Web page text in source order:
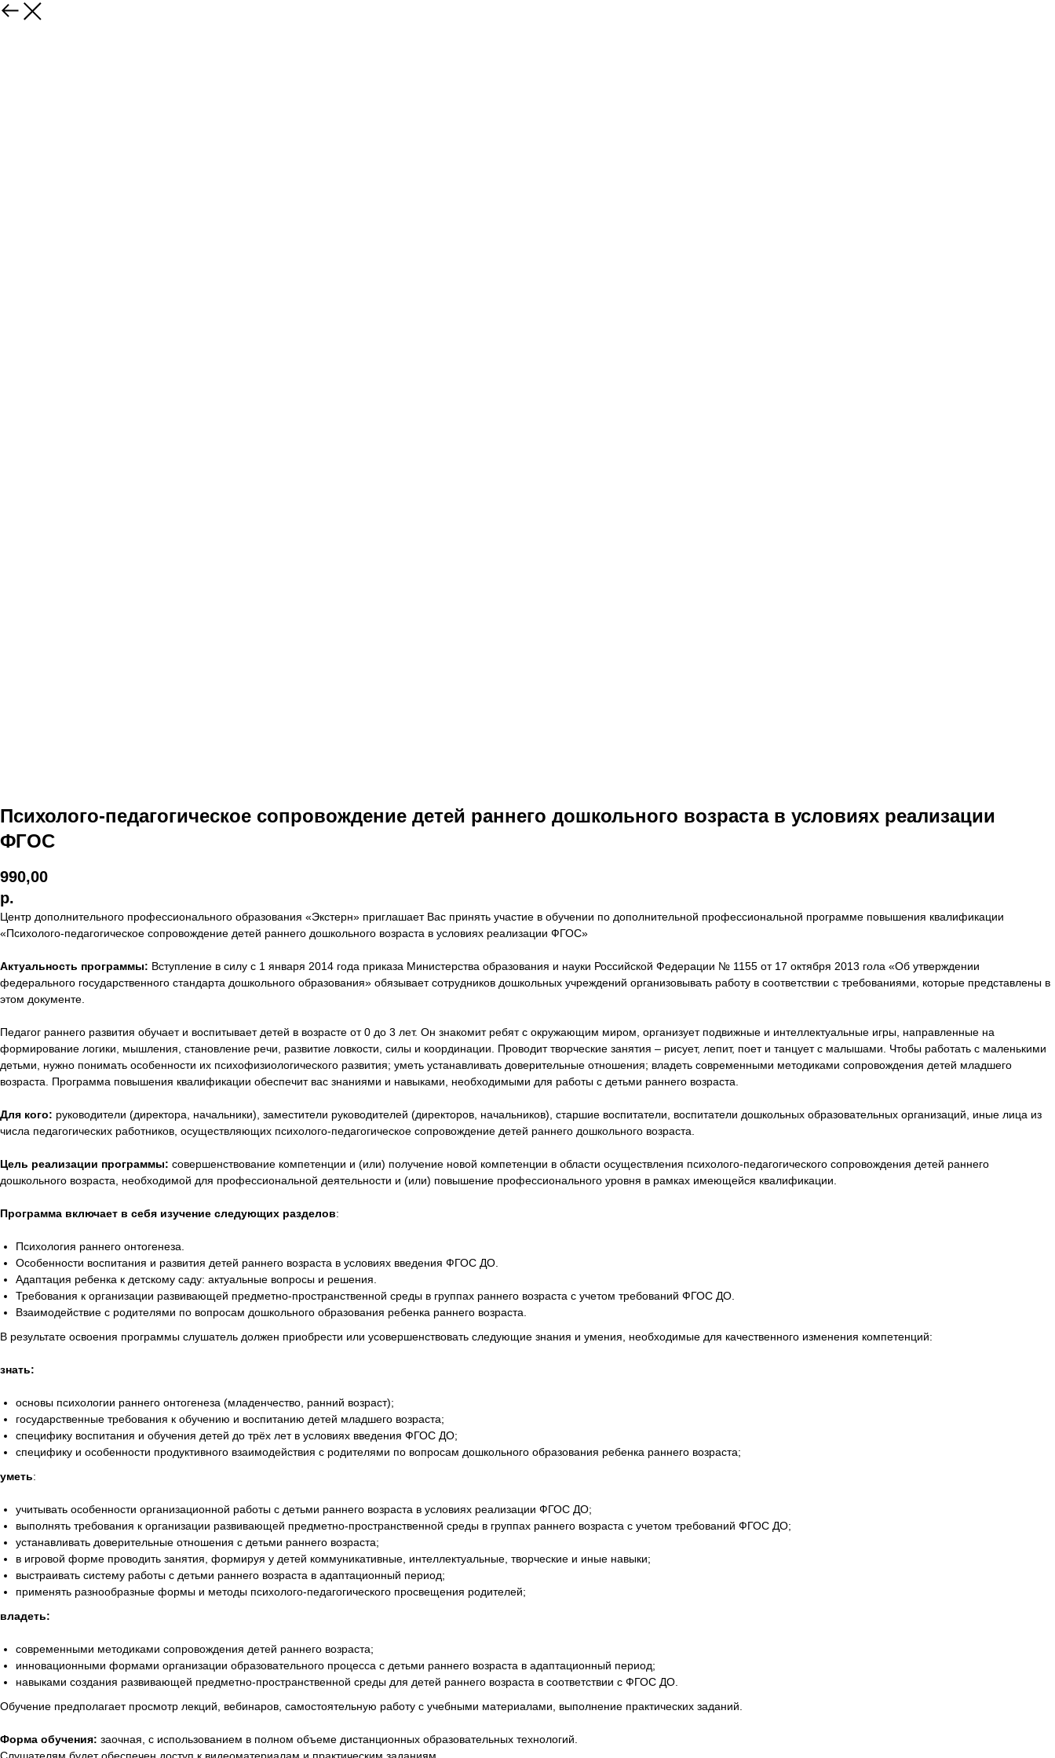
Психолого-педагогическое сопровождение детей раннего дошкольного возраста в условиях реализации
ФГОС
990,00
р.
Центр дополнительного профессионального образования «Экстерн» приглашает Вас принять участие в обучении по дополнительной профессиональной программе повышения квалификации
«Психолого-педагогическое сопровождение детей раннего дошкольного возраста в условиях реализации ФГОС»
Актуальность программы: Вступление в силу с 1 января 2014 года приказа Министерства образования и науки Российской Федерации № 1155 от 17 октября 2013 гола «Об утверждении
федерального государственного стандарта дошкольного образования» обязывает сотрудников дошкольных учреждений организовывать работу в соответствии с требованиями, которые представлены в
этом документе.
Педагог раннего развития обучает и воспитывает детей в возрасте от 0 до 3 лет. Он знакомит ребят с окружающим миром, организует подвижные и интеллектуальные игры, направленные на
формирование логики, мышления, становление речи, развитие ловкости, силы и координации. Проводит творческие занятия – рисует, лепит, поет и танцует с малышами. Чтобы работать с маленькими
детьми, нужно понимать особенности их психофизиологического развития; уметь устанавливать доверительные отношения; владеть современными методиками сопровождения детей младшего
возраста. Программа повышения квалификации обеспечит вас знаниями и навыками, необходимыми для работы с детьми раннего возраста.
Для кого: руководители (директора, начальники), заместители руководителей (директоров, начальников), старшие воспитатели, воспитатели дошкольных образовательных организаций, иные лица из
числа педагогических работников, осуществляющих психолого-педагогическое сопровождение детей раннего дошкольного возраста.
Цель реализации программы: совершенствование компетенции и (или) получение новой компетенции в области осуществления психолого-педагогического сопровождения детей раннего
дошкольного возраста, необходимой для профессиональной деятельности и (или) повышение профессионального уровня в рамках имеющейся квалификации.
Программа включает в себя изучение следующих разделов:
Психология раннего онтогенеза.
Особенности воспитания и развития детей раннего возраста в условиях введения ФГОС ДО.
Адаптация ребенка к детскому саду: актуальные вопросы и решения.
Требования к организации развивающей предметно-пространственной среды в группах раннего возраста с учетом требований ФГОС ДО.
Взаимодействие с родителями по вопросам дошкольного образования ребенка раннего возраста.
В результате освоения программы слушатель должен приобрести или усовершенствовать следующие знания и умения, необходимые для качественного изменения компетенций:
знать:
основы психологии раннего онтогенеза (младенчество, ранний возраст);
государственные требования к обучению и воспитанию детей младшего возраста;
специфику воспитания и обучения детей до трёх лет в условиях введения ФГОС ДО;
специфику и особенности продуктивного взаимодействия с родителями по вопросам дошкольного образования ребенка раннего возраста;
уметь:
учитывать особенности организационной работы с детьми раннего возраста в условиях реализации ФГОС ДО;
выполнять требования к организации развивающей предметно-пространственной среды в группах раннего возраста с учетом требований ФГОС ДО;
устанавливать доверительные отношения с детьми раннего возраста;
в игровой форме проводить занятия, формируя у детей коммуникативные, интеллектуальные, творческие и иные навыки;
выстраивать систему работы с детьми раннего возраста в адаптационный период;
применять разнообразные формы и методы психолого-педагогического просвещения родителей;
владеть:
современными методиками сопровождения детей раннего возраста;
инновационными формами организации образовательного процесса с детьми раннего возраста в адаптационный период;
навыками создания развивающей предметно-пространственной среды для детей раннего возраста в соответствии с ФГОС ДО.
Обучение предполагает просмотр лекций, вебинаров, самостоятельную работу с учебными материалами, выполнение практических заданий.
Форма обучения: заочная, с использованием в полном объеме дистанционных образовательных технологий.